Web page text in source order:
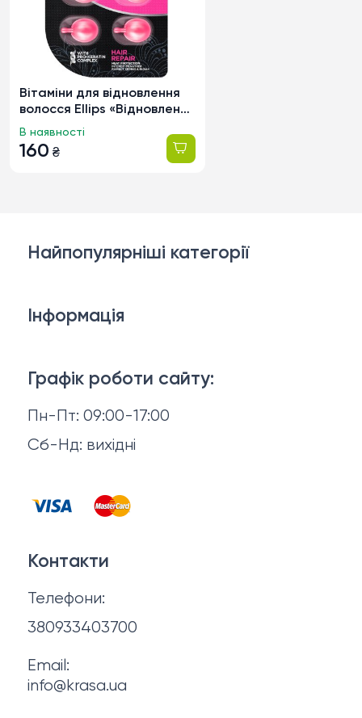
Вітаміни для відновлення
волосся Ellips «Відновлення
волосся» з про-
кератиновим комплексом і
олією жожоба в капсулах,
160 ₴
В наявності
Графік роботи сайту:
Пн-Пт: 09:00-17:00
Сб-Нд: вихідні
Найпопулярніші категорії
Макіяж
Волосся
Чоловіча косметика
Косметика для манікюру та педикюру
Інформація
Відгуки
Договір оферти
Політика конфіденційності
Про нас
Контакти
Телефони:
380933403700
Email:
info@krasa.ua